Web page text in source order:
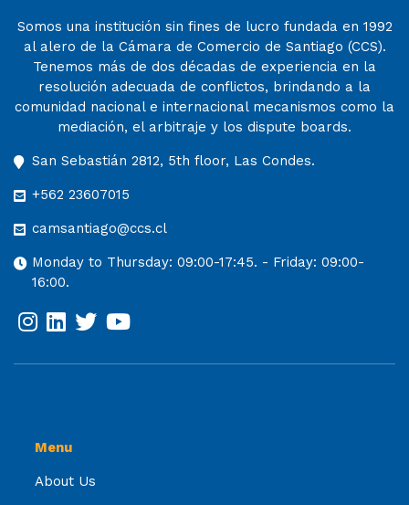
Somos una institución sin fines de lucro fundada en 1992
al alero de la Cámara de Comercio de Santiago (CCS).
Tenemos más de dos décadas de experiencia en la
resolución adecuada de conflictos, brindando a la
comunidad nacional e internacional mecanismos como la
mediación, el arbitraje y los dispute boards.
San Sebastián 2812, 5th floor, Las Condes.
+562 23607015
camsantiago@ccs.cl
Monday to Thursday: 09:00-17:45. - Friday: 09:00-
16:00.
Menu
About Us